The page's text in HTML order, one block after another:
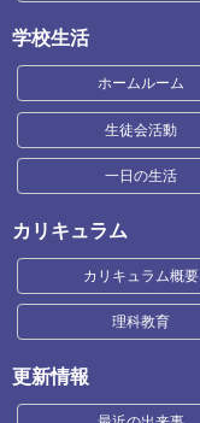
学校生活
ホームルーム
生徒会活動
一日の生活
カリキュラム
カリキュラム概要
理科教育
更新情報